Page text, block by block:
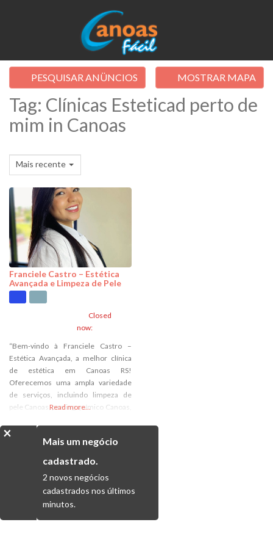
PESQUISAR ANÜNCIOS MOSTRAR MAPA
Tag: Clínicas Esteticad perto de
mim in Canoas
Mais recente
Franciele Castro – Estética
Avançada e Limpeza de Pele
Closed
now:
“Bem-vindo à Franciele Castro –
Estética Avançada, a melhor clínica
de estética em Canoas RS!
Oferecemos uma ampla variedade
de serviços, incluindo limpeza de
pele Canoas, peeling químico Canoas,
Lipo Enzimática, e muito mais. Como
estudante de Biomedicina, sou capaz
de oferecer aos meus clientes a mais
obter resultados incríveis. Nossa
Read more...
×
Mais um negócio
cadastrado.
2 novos negócios
cadastrados nos últimos
minutos.